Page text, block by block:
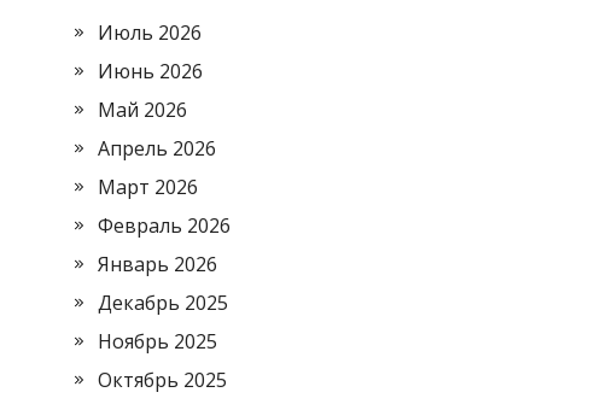
Июль 2026
Июнь 2026
Май 2026
Апрель 2026
Март 2026
Февраль 2026
Январь 2026
Декабрь 2025
Ноябрь 2025
Октябрь 2025